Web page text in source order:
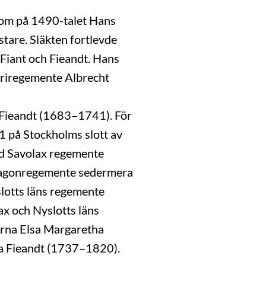
på 1490-talet Hans
Släkten fortlevde
och Fieandt. Hans
Albrecht
(1683–1741). För
på Stockholms slott av
Savolax regemente
sedermera
läns regemente
och Nyslotts läns
Elsa Margaretha
Fieandt (1737–1820).